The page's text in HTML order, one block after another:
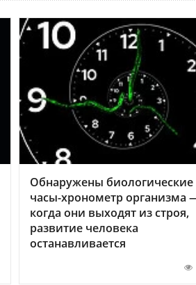
Обнаружены биологические
часы-хронометр организма
когда они выходят из строя,
развитие человека
останавливается